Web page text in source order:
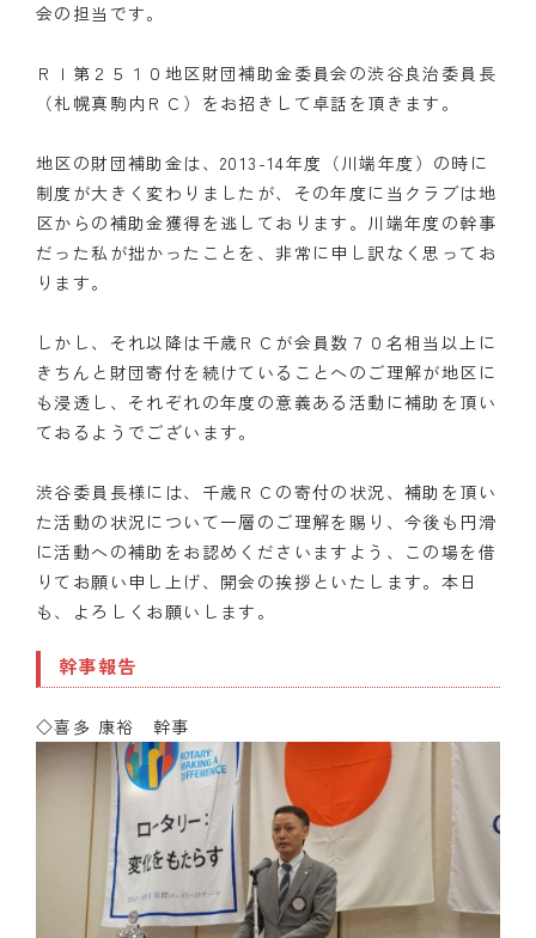
会の担当です。
ＲＩ第２５１０地区財団補助金委員会の渋谷良治委員長
（札幌真駒内ＲＣ）をお招きして卓話を頂きます。
地区の財団補助金は、2013-14年度（川端年度）の時に
制度が大きく変わりましたが、その年度に当クラブは地
区からの補助金獲得を逃しております。川端年度の幹事
だった私が拙かったことを、非常に申し訳なく思ってお
ります。
しかし、それ以降は千歳ＲＣが会員数７０名相当以上に
きちんと財団寄付を続けていることへのご理解が地区に
も浸透し、それぞれの年度の意義ある活動に補助を頂い
ておるようでございます。
渋谷委員長様には、千歳ＲＣの寄付の状況、補助を頂い
た活動の状況について一層のご理解を賜り、今後も円滑
に活動への補助をお認めくださいますよう、この場を借
りてお願い申し上げ、開会の挨拶といたします。本日
も、よろしくお願いします。
幹事報告
◇喜多 康裕 幹事